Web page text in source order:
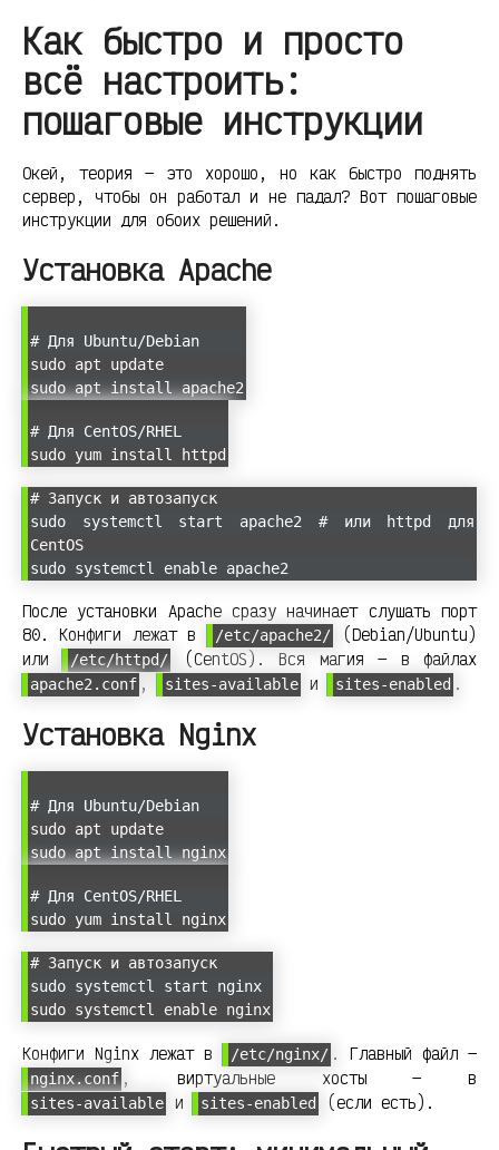
Как быстро и просто
всё настроить:
пошаговые инструкции
Окей, теория — это хорошо, но как быстро поднять
сервер, чтобы он работал и не падал? Вот пошаговые
инструкции для обоих решений.
Установка Apache
# Для Ubuntu/Debian
sudo apt update
sudo apt install apache2
# Для CentOS/RHEL
sudo yum install httpd
# Запуск и автозапуск
sudo systemctl start apache2 # или httpd для
CentOS
sudo systemctl enable apache2
После установки Apache сразу начинает слушать порт
80. Конфиги лежат в
/etc/apache2/
(Debian/Ubuntu)
или /etc/httpd/ (CentOS). Вся магия — в файлах
apache2.conf , sites-available и sites-enabled .
Установка Nginx
# Для Ubuntu/Debian
sudo apt update
sudo apt install nginx
# Для CentOS/RHEL
sudo yum install nginx
# Запуск и автозапуск
sudo systemctl start nginx
sudo systemctl enable nginx
Конфиги Nginx лежат в /etc/nginx/ . Главный файл —
nginx.conf , виртуальные хосты — в
sites-available и sites-enabled (если есть).